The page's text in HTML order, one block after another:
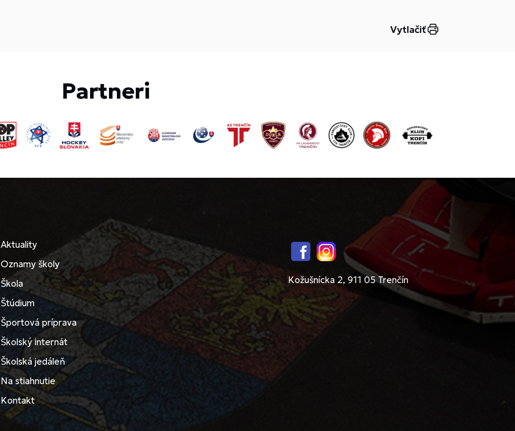
Vytlačiť
Partneri
Aktuality
Oznamy školy
Škola
Štúdium
Športová príprava
Školský internát
Školská jedáleň
Na stiahnutie
Kontakt
FacebookInstagram
Kožušnícka 2, 911 05 Trenčín